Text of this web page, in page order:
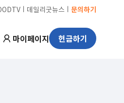
ㅣ 데일리굿뉴스 ㅣ 문의하기
마이페이지 헌금하기